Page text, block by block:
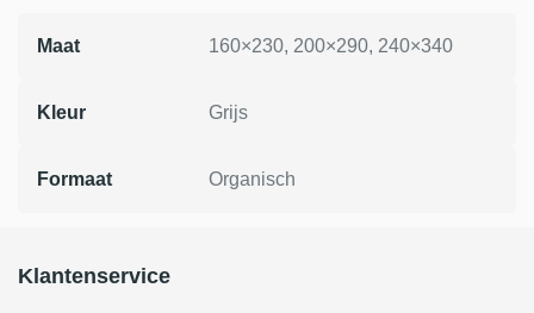
Maat 160×230, 200×290, 240×340
Kleur Grijs
Formaat Organisch
Klantenservice